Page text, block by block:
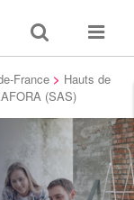
Toggle
search
Toggle
France > Hauts de
(SAS)